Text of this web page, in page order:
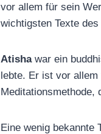
vor allem für sein
wichtigsten Texte
Atishawar ein
lebte. Er ist vor
Meditationsmethode,
Eine wenig bekannte